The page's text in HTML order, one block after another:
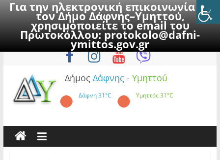
Για την ηλεκτρονική επικοινωνία με
τον Δήμο Δάφνης–Υμηττού,
χρησιμοποιείτε το email του
Πρωτοκόλλου:protokolo@dafni-
ymittos.gov.gr
to
Πέμπτη, 6 Αυγούστου 2026
Δήμος Δάφνης - Υμηττού
Δάφνη31°C Υμηττός31°C